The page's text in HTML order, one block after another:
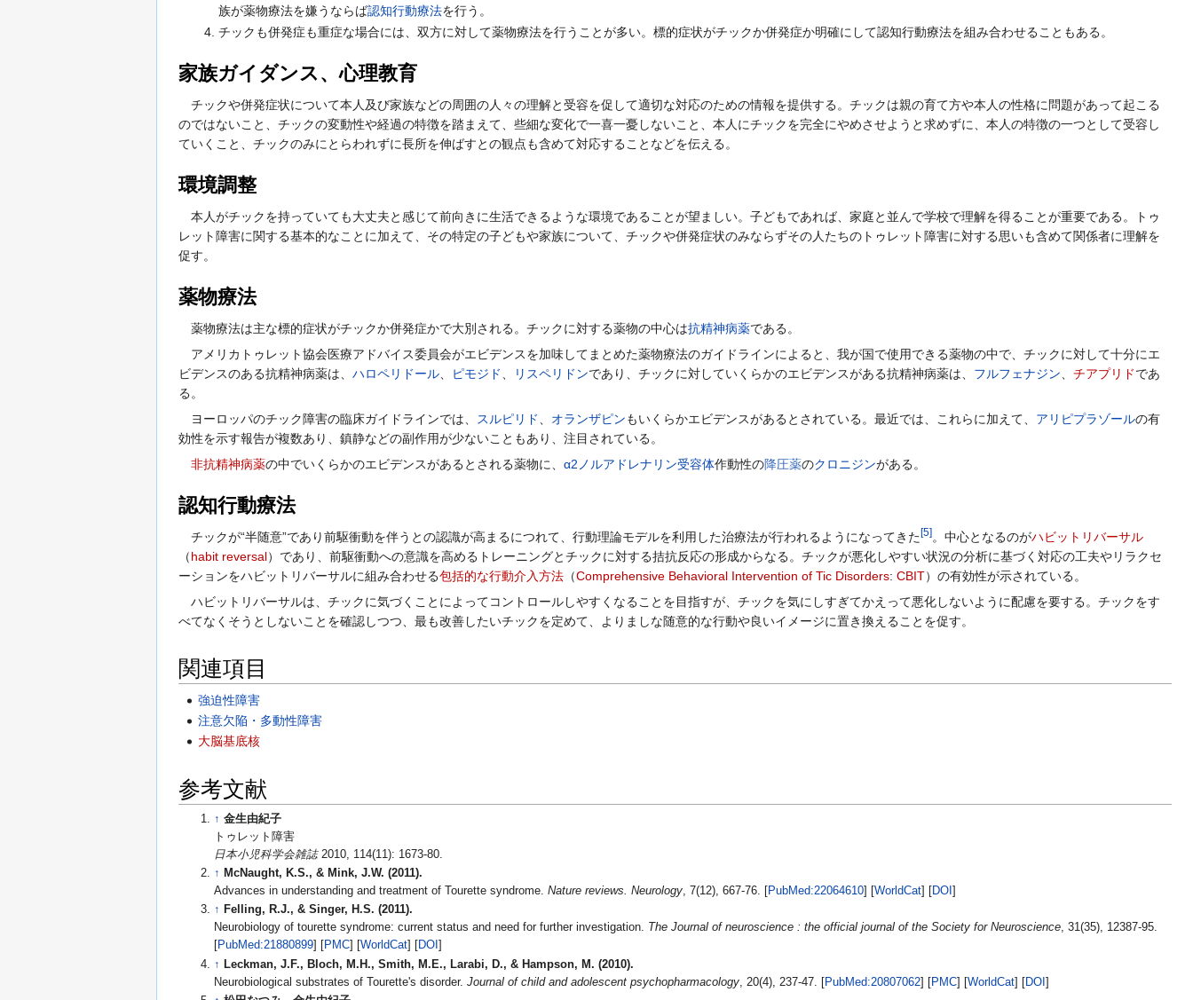
族が薬物療法を嫌うならば認知行動療法を行う。
チックも併発症も重症な場合には、双方に対して薬物療法を行うことが多い。標的症状がチックか併発症か明確にして認知行動療法を組み合わせることもある。
家族ガイダンス、心理教育
チックや併発症状について本人及び家族などの周囲の人々の理解と受容を促して適切な対応のための情報を提供する。チックは親の育て方や本人の性格に問題があって起こる
のではないこと、チックの変動性や経過の特徴を踏まえて、些細な変化で一喜一憂しないこと、本人にチックを完全にやめさせようと求めずに、本人の特徴の一つとして受容し
ていくこと、チックのみにとらわれずに長所を伸ばすとの観点も含めて対応することなどを伝える。
環境調整
本人がチックを持っていても大丈夫と感じて前向きに生活できるような環境であることが望ましい。子どもであれば、家庭と並んで学校で理解を得ることが重要である。トゥ
レット障害に関する基本的なことに加えて、その特定の子どもや家族について、チックや併発症状のみならずその人たちのトゥレット障害に対する思いも含めて関係者に理解を
促す。
薬物療法
薬物療法は主な標的症状がチックか併発症かで大別される。チックに対する薬物の中心は抗精神病薬である。
アメリカトゥレット協会医療アドバイス委員会がエビデンスを加味してまとめた薬物療法のガイドラインによると、我が国で使用できる薬物の中で、チックに対して十分にエ
ビデンスのある抗精神病薬は、 ハロペリドール ピモジド リスペリドンであり、チックに対していくらかのエビデンスがある抗精神病薬は、 フルフェナジン チアプリドであ
る。
ヨーロッパのチック障害の臨床ガイドラインでは、
スルピリド オランザピンもいくらかエビデンスがあるとされている。最近では、これらに加えて、 アリピプラゾールの有
効性を示す報告が複数あり、鎮静などの副作用が少ないこともあり、注目されている。
非抗精神病薬の中でいくらかのエビデンスがあるとされる薬物に、 α2ノルアドレナリン受容体作動性の降圧薬のクロニジンがある。
認知行動療法
チックが“半随意”であり前駆衝動を伴うとの認識が高まるにつれて、行動理論モデルを利用した治療法が行われるようになってきた[5] 。中心となるのがハビットリバーサル
（habit reversal）であり、前駆衝動への意識を高めるトレーニングとチックに対する拮抗反応の形成からなる。チックが悪化しやすい状況の分析に基づく対応の工夫やリラクセ
ーションをハビットリバーサルに組み合わせる包括的な行動介入方法 （Comprehensive Behavioral Intervention of Tic Disorders: CBIT）の有効性が示されている。
ハビットリバーサルは、チックに気づくことによってコントロールしやすくなることを目指すが、チックを気にしすぎてかえって悪化しないように配慮を要する。チックをす
べてなくそうとしないことを確認しつつ、最も改善したいチックを定めて、よりましな随意的な行動や良いイメージに置き換えることを促す。
関連項目
強迫性障害
注意欠陥・多動性障害
大脳基底核
参考文献
↑ 金生由紀子
トゥレット障害
日本小児科学会雑誌2010, 114(11): 1673-80.
↑ McNaught, K.S., & Mink, J.W. (2011).
Advances in understanding and treatment of Tourette syndrome.Nature reviews. Neurology, 7(12), 667-76. [ PubMed:22064610 ] [WorldCat DOI
↑ Felling, R.J., & Singer, H.S. (2011).
Neurobiology of tourette syndrome: current status and need for further investigation. The Journal of neuroscience : the official journal of the Society for Neuroscience, 31(35), 12387-95.
PubMed:21880899 PMC ] [WorldCat DOI
↑ Leckman, J.F., Bloch, M.H., Smith, M.E., Larabi, D., & Hampson, M. (2010).
Neurobiological substrates of Tourette's disorder.Journal of child and adolescent psychopharmacology , 20(4), 237-47. [PubMed:20807062] [PMC] [WorldCat] [DOI]